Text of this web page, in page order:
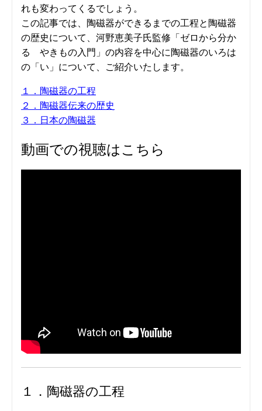
れも変わってくるでしょう。
この記事では、陶磁器ができるまでの工程と陶磁器
の歴史について、河野恵美子氏監修「ゼロから分か
る やきもの入門」の内容を中心に陶磁器のいろは
の「い」について、ご紹介いたします。
１．陶磁器の工程
２．陶磁器伝来の歴史
３．日本の陶磁器
動画での視聴はこちら
１．陶磁器の工程